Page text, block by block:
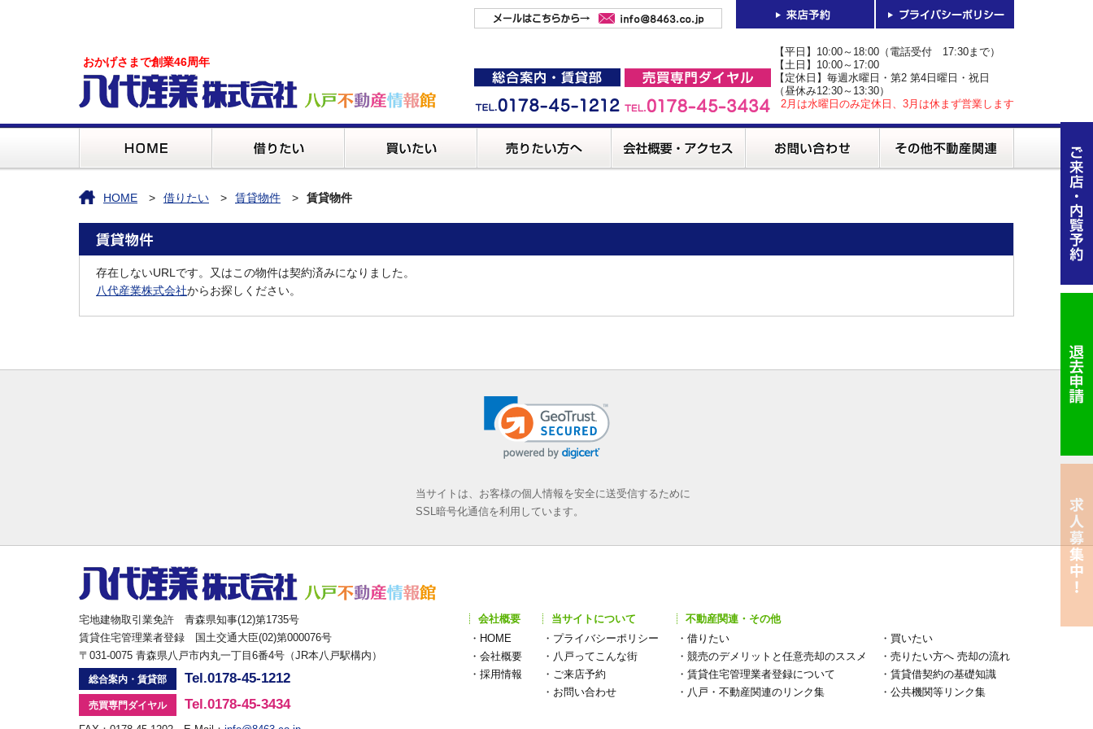
おかげさまで創業46周年
【平日】10:00～18:00（電話受付 17:30まで）
【土日】10:00～17:00
【定休日】毎週水曜日・第2 第4日曜日・祝日
（昼休み12:30～13:30）
2月は水曜日のみ定休日、3月は休まず営業します
HOME 借りたい 賃貸物件 賃貸物件
存在しないURLです。又はこの物件は契約済みになりました。
八代産業株式会社からお探しください。
当サイトは、お客様の個人情報を安全に送受信するために
SSL暗号化通信を利用しています。
宅地建物取引業免許 青森県知事(12)第1735号
賃貸住宅管理業者登録 国土交通大臣(02)第000076号
〒031-0075 青森県八戸市内丸一丁目6番4号（JR本八戸駅構内）
総合案内・賃貸部 Tel.0178-45-1212
売買専門ダイヤル Tel.0178-45-3434
会社概要
・ HOME
・ 会社概要
・ 採用情報
当サイトについて
・ プライバシーポリシー
・ 八戸ってこんな街
・ ご来店予約
・ お問い合わせ
不動産関連・その他
・ 借りたい ・ 買いたい
・ 競売のデメリットと任意売却のススメ ・ 売りたい方へ 売却の流れ
・ 賃貸住宅管理業者登録について ・ 賃貸借契約の基礎知識
・ 八戸・不動産関連のリンク集 ・ 公共機関等リンク集